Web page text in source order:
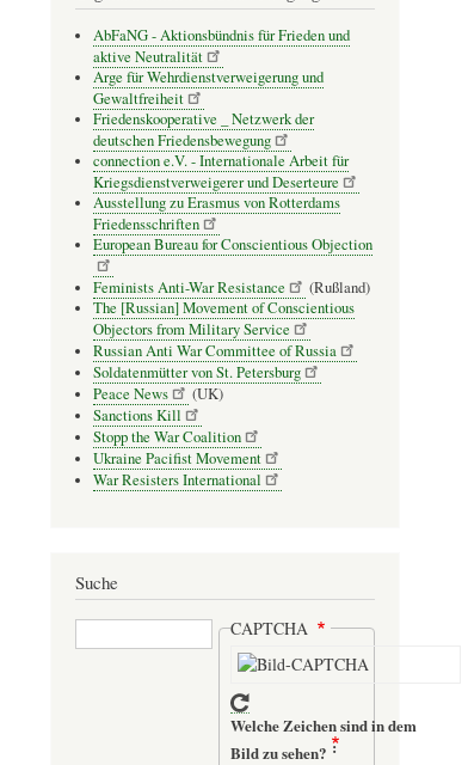
AbFaNG - Aktionsbündnis für Frieden und
aktive Neutralität
Arge für Wehrdienstverweigerung und
Gewaltfreiheit
Friedenskooperative _ Netzwerk der
deutschen Friedensbewegung
connection e.V. - Inter­na­tio­nale Arbeit für
Kriegs­dienst­ver­wei­gerer und Deser­teure
Ausstellung zu Erasmus von Rotterdams
Friedensschriften
European Bureau for Conscientious Objection
Feminists Anti-War Resistance
(Rußland)
The [Russian] Movement of Conscientious
Objectors from Military Service
Russian Anti War Committee of Russia
Soldatenmütter von St. Petersburg
Peace News
(UK)
Sanctions Kill
Stopp the War Coalition
Ukraine Pacifist Movement
War Resisters International
Suche
Suche CAPTCHA
Welche Zeichen sind in dem
Bild zu sehen?